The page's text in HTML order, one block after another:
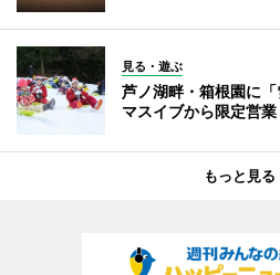
見る・遊ぶ
芦ノ湖畔・箱根園に
マスイブから限定営業
もっと見る